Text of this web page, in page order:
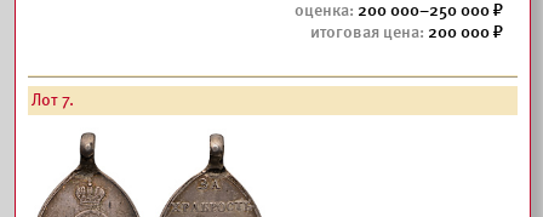
200 000–250 000
200 000
Лот 7.